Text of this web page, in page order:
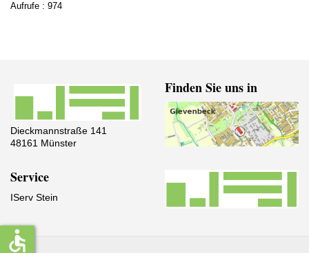
Aufrufe : 974
Dieckmannstraße 141
48161 Münster
Finden Sie uns in
Service
IServ Stein
accessible